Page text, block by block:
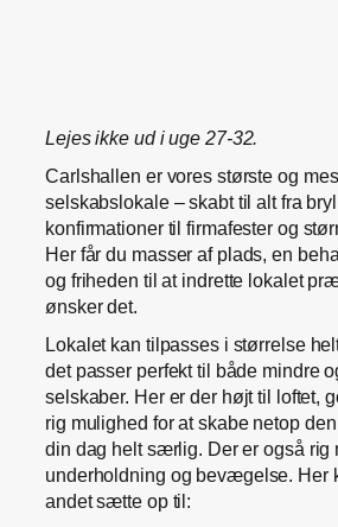
Lejes ikke ud i uge 27-32.
Carlshallen er vores største og
selskabslokale – skabt til alt fra
konfirmationer til firmafester og
Her får du masser af plads, en
og friheden til at indrette lokalet
ønsker det.
Lokalet kan tilpasses i størrelse
det passer perfekt til både mindre
selskaber. Her er der højt til loftet,
rig mulighed for at skabe netop
din dag helt særlig. Der er også rig
underholdning og bevægelse. Her
andet sætte op til: